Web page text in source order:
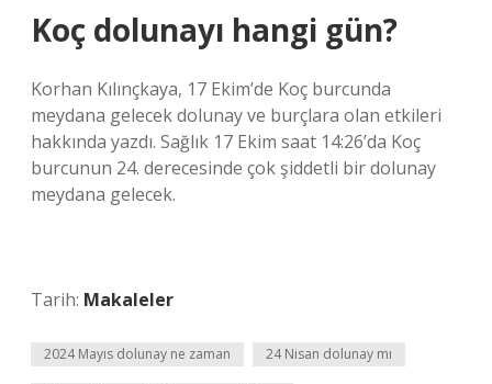
Koç dolunayı hangi gün?
Korhan Kılınçkaya, 17 Ekim’de Koç burcunda
meydana gelecek dolunay ve burçlara olan etkileri
hakkında yazdı. Sağlık 17 Ekim saat 14:26’da Koç
burcunun 24. derecesinde çok şiddetli bir dolunay
meydana gelecek.
Tarih: Makaleler
2024 Mayıs dolunay ne zaman 24 Nisan dolunay mı